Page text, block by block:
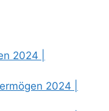
2024 |
2024 |